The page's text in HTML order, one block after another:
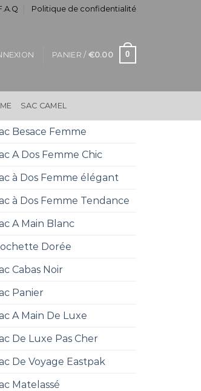
Politique de confidentialité
PANIER / €0.00 0
SAC CAMEL
Besace Femme
A Dos Femme Chic
à Dos Femme élégant
à Dos Femme Tendance
A Main Blanc
Dorée
Cabas Noir
Panier
A Main De Luxe
De Luxe Pas Cher
De Voyage Eastpak
Matelassé